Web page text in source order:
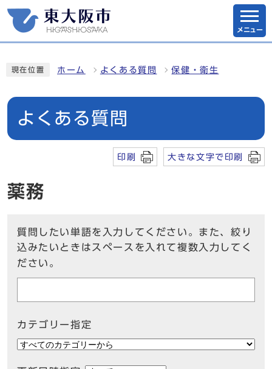
メニュー
現在位置 ホーム よくある質問 保健・衛生
よくある質問
印刷 大きな文字で印刷
薬務
質問したい単語を入力してください。また、絞り
込みたいときはスペースを入れて複数入力してく
ださい。
カテゴリー指定